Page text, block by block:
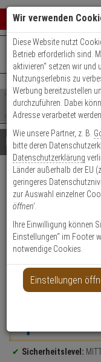
Shop
durchsuchen
Bitte
geben
Sie
mindestens
Zeichen
ein,
um
Suche
Es
wurde
noch
Kategorien
Suche
gestartet
+49 (0)821 899 493-0
Details
2er Abus
Produktmerkmale
Produktinformationen
Sicherheitslevel:
Wir verwenden
Diese Website nutzt
Betrieb erforderlich sind.
aktivieren“ setzen wir
Nutzungserlebnis zu
Werbung bereitzustellen
durchzuführen. Dabei
Adresse verarbeitet
Wie unsere Partner, z. B.
bitte deren
Datenschutzerklärung
Länder außerhalb der EU
geringeres
zur Auswahl einzelner
öffnen'.
Ihre Einwilligung können
Einstellungen“ im Footer
notwendige Cookies.
Einstellungen